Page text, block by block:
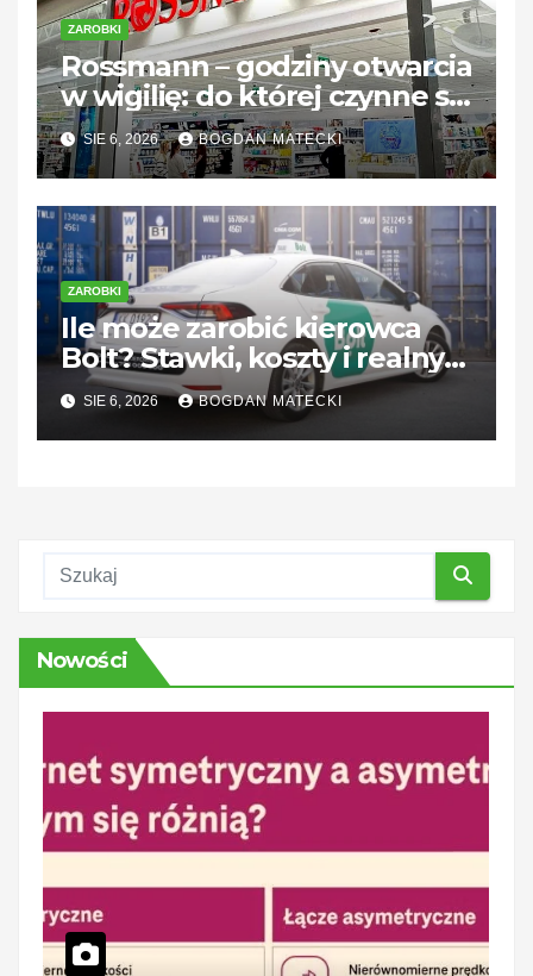
ZAROBKI
Rossmann – godziny otwarcia
w wigilię: do której czynne są
sklepy?
SIE 6, 2026 BOGDAN MATECKI
ZAROBKI
Ile może zarobić kierowca
Bolt? Stawki, koszty i realny
dochód
SIE 6, 2026 BOGDAN MATECKI
Nowości